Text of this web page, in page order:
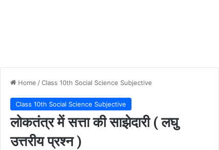
Home /Class 10th Social Science Subjective
Class 10th Social Science Subjective
लोकतंत्र में सत्ता की साझेदारी ( लघु
उत्तरीय प्रश्न )